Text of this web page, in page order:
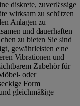
diskrete, zuverlässige
wirksam zu schützen
Anlagen zu
und dauerhaften
zu bieten Sie sind
gewährleisten eine
Vibrationen und
Zubehör für
oder
Form
gleichmäßige